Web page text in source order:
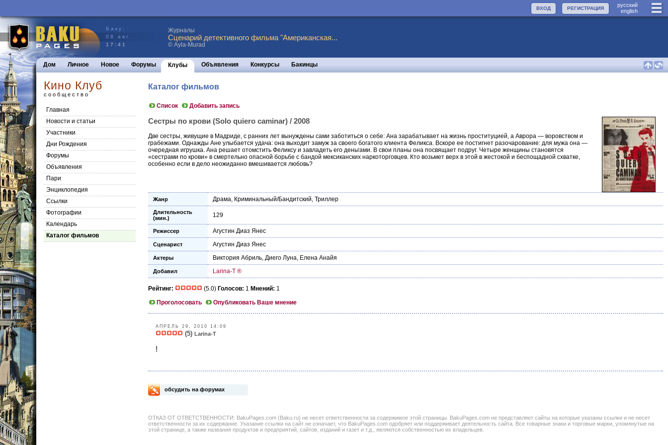
руccкий
english
РЕГИСТРАЦИЯ
ВХОД
Баку:
08 авг.
17:41
Журналы
Сценарий детективного фильма "Американская...
© Ayla-Murad
Дом Личное Новое Форумы Клубы Объявления Конкурсы Бакинцы
Кино Клуб
сообщество
Главная
Новости и статьи
Участники
Дни Рождения
Форумы
Объявления
Пари
Энциклопедия
Cсылки
Фотографии
Календарь
Каталог фильмов
Каталог фильмов
Список Добавить запись
Сестры по крови (Solo quiero caminar) / 2008
Две сестры, живущие в Мадриде, с ранних лет вынуждены сами заботиться о себе: Ана зарабатывает на жизнь проституцией, а Аврора — воровством и
грабежами. Однажды Ане улыбается удача: она выходит замуж за своего богатого клиента Феликса. Вскоре ее постигнет разочарование: для мужа она —
очередная игрушка. Ана решает отомстить Феликсу и завладеть его деньгами. В свои планы она посвящает подруг. Четыре женщины становятся
«сестрами по крови» в смертельно опасной борьбе с бандой мексиканских наркоторговцев. Кто возьмет верх в этой в жестокой и беспощадной схватке,
особенно если в дело неожиданно вмешивается любовь?
Жанр Драма, Криминальный/Бандитский, Триллер
Длительность
(мин.)
129
Режиссер Агустин Диаз Янес
Сценарист Агустин Диаз Янес
Актеры Виктория Абриль, Диего Луна, Елена Анайя
Добавил Larina-T ®
Рейтинг: (5.0) Голосов: 1 Мнений: 1
Проголосовать
Опубликовать Ваше мнение
АПРЕЛЬ 29, 2010 14:09
(5) Larina-T
!
обсудить на форумах
ОТКАЗ ОТ ОТВЕТСТВЕННОСТИ: BakuPages.com (Baku.ru) не несет ответственности за содержимое этой страницы. BakuPages.com не представляет сайты на которые указаны ссылки и не несет
ответственности за их содержание. Указание ссылки на сайт не означает, что BakuPages.com одобряет или поддерживает деятельность сайта. Все товарные знаки и торговые марки, упомянутые на
этой странице, а также названия продуктов и предприятий, сайтов, изданий и газет и т.д., являются собственностью их владельцев.